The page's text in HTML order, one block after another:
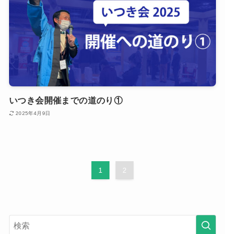
いつき会開催までの道のり①
2025年4月9日
1 2